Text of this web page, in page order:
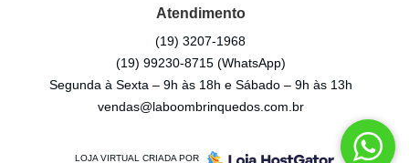
Atendimento
(19) 3207-1968
(19) 99230-8715 (WhatsApp)
Segunda à Sexta – 9h às 18h e Sábado – 9h às 13h
vendas@laboombrinquedos.com.br
LOJA VIRTUAL CRIADA POR